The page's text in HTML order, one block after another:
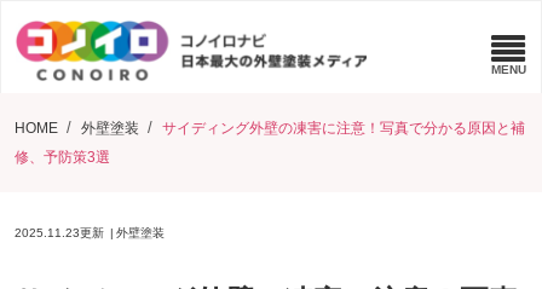
HOME 外壁塗装
サイディング外壁の凍害に注意！写真で分かる原因と補
修、予防策3選
2025.11.23更新 外壁塗装